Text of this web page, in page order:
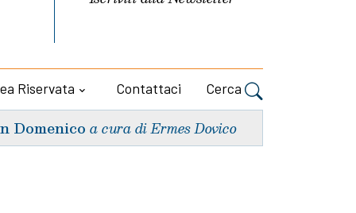
Riservata Contattaci Cerca
Domenico a cura di Ermes Dovico